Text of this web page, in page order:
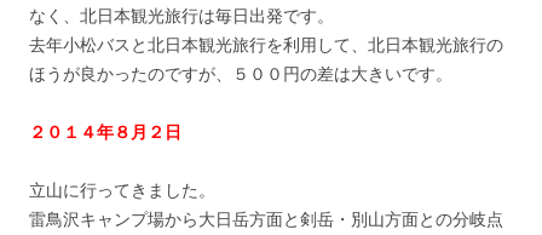
なく、北日本観光旅行は毎日出発です。
去年小松バスと北日本観光旅行を利用して、北日本観光旅行の
ほうが良かったのですが、５００円の差は大きいです。
２０１４年８月２日
立山に行ってきました。
雷鳥沢キャンプ場から大日岳方面と剣岳・別山方面との分岐点